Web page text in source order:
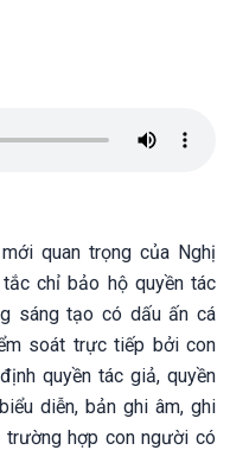
quan trọng của Nghị
chỉ bảo hộ quyền tác
sáng tạo có dấu ấn cá
soát trực tiếp bởi con
quyền tác giả, quyền
diễn, bản ghi âm, ghi
trường hợp con người có